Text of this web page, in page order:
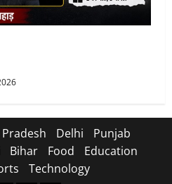
Delhi
Punjab
Bihar Food
Education
Technology